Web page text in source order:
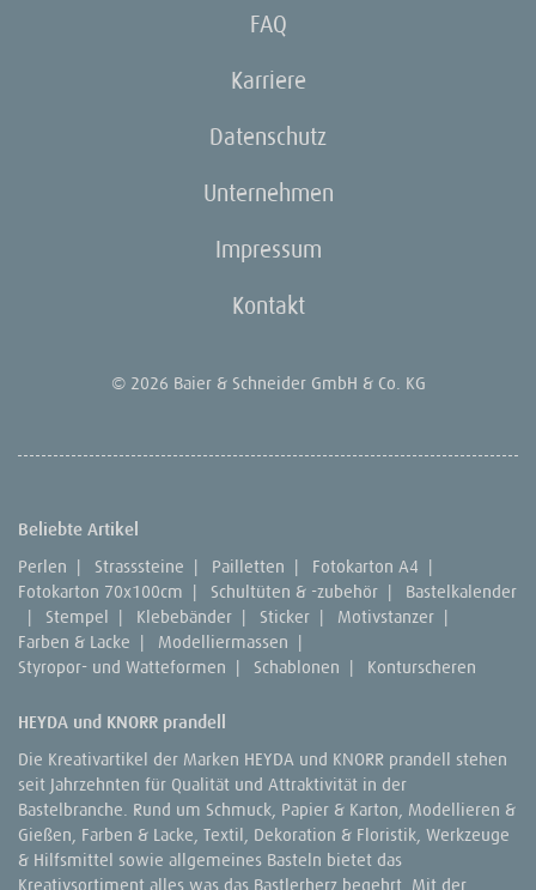
FAQ
Karriere
Datenschutz
Unternehmen
Impressum
Kontakt
© 2026 Baier & Schneider GmbH & Co. KG
Beliebte Artikel
Perlen | Strasssteine | Pailletten | Fotokarton A4 |
Fotokarton 70x100cm | Schultüten & -zubehör |
Bastelkalender
|
Stempel | Klebebänder | Sticker | Motivstanzer |
Farben & Lacke | Modelliermassen |
Styropor- und Watteformen | Schablonen | Konturscheren
HEYDA und KNORR prandell
Die Kreativartikel der Marken HEYDA und KNORR prandell stehen
seit Jahrzehnten für Qualität und Attraktivität in der
Bastelbranche. Rund um Schmuck, Papier & Karton, Modellieren &
Gießen, Farben & Lacke, Textil, Dekoration & Floristik, Werkzeuge
& Hilfsmittel sowie allgemeines Basteln bietet das
Kreativsortiment alles was das Bastlerherz begehrt. Mit der